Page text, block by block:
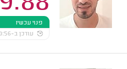
פנוי עכשיו
עודכן ב-10:56